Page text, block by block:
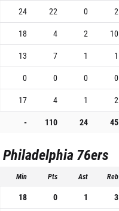
24 22 0 2
18 4 2 10
13 7 1 1
0 0 0 0
17 4 1 2
- 110 24 45
Philadelphia 76ers
Min Pts Ast Reb
18 0 1 3